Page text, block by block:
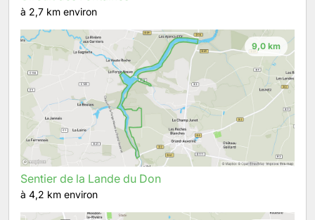
à 2,7 km environ
9,0 km
Sentier de la Lande du Don
à 4,2 km environ